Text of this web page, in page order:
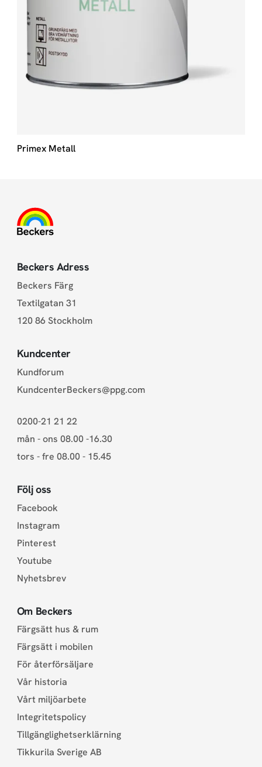
Primex Metall
Beckers Adress
Beckers Färg
Textilgatan 31
120 86 Stockholm
Kundcenter
Kundforum
KundcenterBeckers@ppg.com
0200-21 21 22
mån - ons 08.00 -16.30
tors - fre 08.00 - 15.45
Följ oss
Facebook
Instagram
Pinterest
Youtube
Nyhetsbrev
Om Beckers
Färgsätt hus & rum
Färgsätt i mobilen
För återförsäljare
Vår historia
Vårt miljöarbete
Integritetspolicy
Tillgänglighetserklärning
Tikkurila Sverige AB